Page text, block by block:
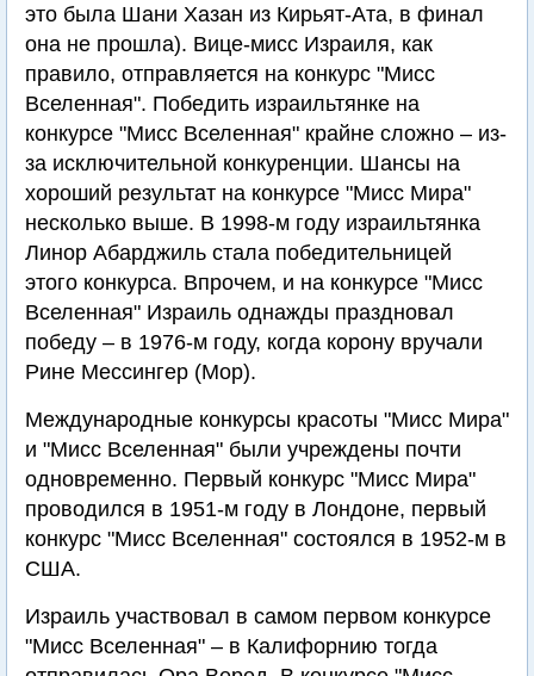
это была Шани Хазан из Кирьят-Ата, в финал
она не прошла). Вице-мисс Израиля, как
правило, отправляется на конкурс "Мисс
Вселенная". Победить израильтянке на
конкурсе "Мисс Вселенная" крайне сложно – из-
за исключительной конкуренции. Шансы на
хороший результат на конкурсе "Мисс Мира"
несколько выше. В 1998-м году израильтянка
Линор Абарджиль стала победительницей
этого конкурса. Впрочем, и на конкурсе "Мисс
Вселенная" Израиль однажды праздновал
победу – в 1976-м году, когда корону вручали
Рине Мессингер (Мор).
Международные конкурсы красоты "Мисс Мира"
и "Мисс Вселенная" были учреждены почти
одновременно. Первый конкурс "Мисс Мира"
проводился в 1951-м году в Лондоне, первый
конкурс "Мисс Вселенная" состоялся в 1952-м в
США.
Израиль участвовал в самом первом конкурсе
"Мисс Вселенная" – в Калифорнию тогда